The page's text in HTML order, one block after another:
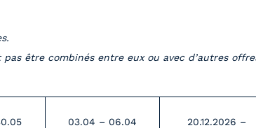
être combinés entre eux ou avec d’autres
03.04 – 06.04
20.12.2026 –